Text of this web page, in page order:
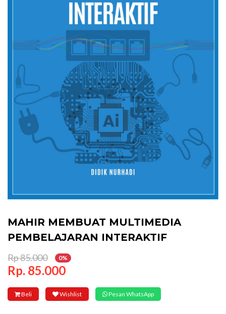
MAHIR MEMBUAT MULTIMEDIA
PEMBELAJARAN INTERAKTIF
Rp 85.000 0%
Rp. 85.000
Beli Wishlist Pesan WhatsApp